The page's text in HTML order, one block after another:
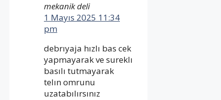
mekanik deli
1 Mayıs 2025 11:34
pm
debrıyaja hızlı bas cek
yapmayarak ve sureklı
basılı tutmayarak
telın omrunu
uzatabılırsınız